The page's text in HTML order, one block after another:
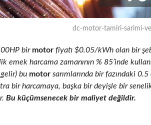
dc-motor-tamiri-sarimi-
birmotor fiyatı $0.05/kWh olan bir
emek harcama zamanının % 85’inde
bu motor sarımlarında bir fazındaki
bir harcamaya, başka bir deyişle bir
Bu küçümsenecek bir maliyet değildir.